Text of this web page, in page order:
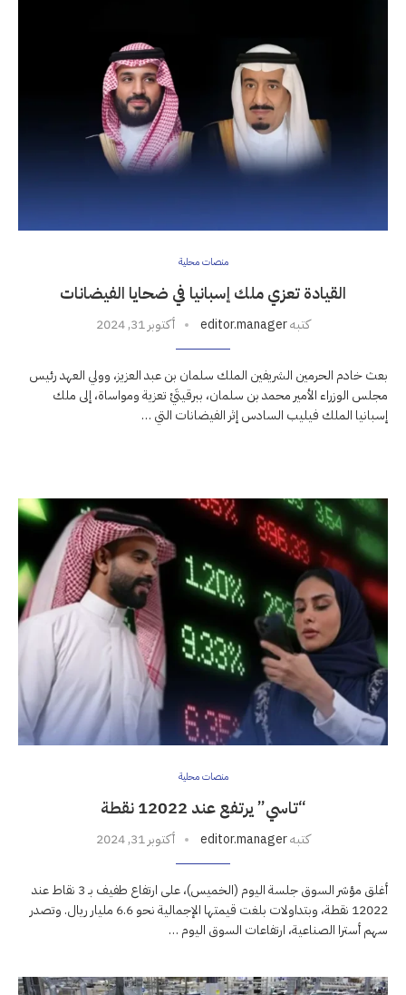
منصات محلية
القيادة تعزي ملك إسبانيا في ضحايا الفيضانات
كتبهeditor.manager أكتوبر 31, 2024
بعث خادم الحرمين الشريفين الملك سلمان بن عبد العزيز، وولي العهد رئيس
مجلس الوزراء الأمير محمد بن سلمان، ببرقيتَيْ تعزية ومواساة، إلى ملك
إسبانيا الملك فيليب السادس إثر الفيضانات التي …
منصات محلية
“تاسي” يرتفع عند 12022 نقطة
كتبهeditor.manager أكتوبر 31, 2024
أغلق مؤشر السوق جلسة اليوم (الخميس)، على ارتفاع طفيف بـ 3 نقاط عند
12022 نقطة، وبتداولات بلغت قيمتها الإجمالية نحو 6.6 مليار ريال. وتصدر
سهم أسترا الصناعية، ارتفاعات السوق اليوم …